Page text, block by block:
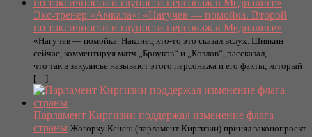
Экс-тренер «Амкала»: «Нагучев — помойка. Второй
по токсичности и глупости персонаж в Медиалиге»
«Нагучев — помойка. Наконец кто-то это сказал вслух. Шнякин
сейчас, комментируя матч „Броуков“ и „Козлов“, рассказал,
что так в закулисье называют этого персонажа и его факты, который
[…]
Парламент Киргизии поддержал изменение флага
страны Жогорку Кенеш (парламент Киргизии) принял законопроект